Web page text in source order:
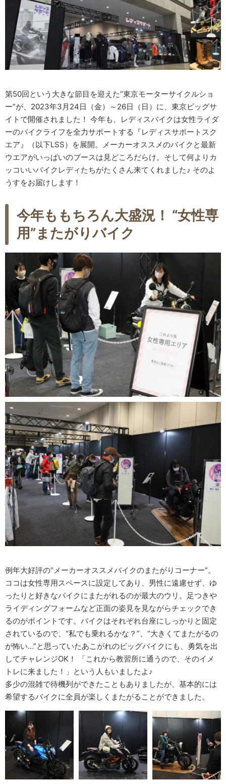
第50回という大きな節目を迎えた“東京モーターサイクルショ
ー”が、2023年3月24日（金）～26日（日）に、東京ビッグサ
イトで開催されました！ 今年も、レディスバイクは女性ライダ
ーのバイクライフを全力サポートする『レディスサポートスク
エア』（以下LSS）を展開。メーカーオススメのバイクと最新
ウエアがいっぱいのブースは見どころだらけ。そして何よりカ
ッコいいバイクレディたちがたくさん来てくれました♪ そのよ
うすをお届けします！
今年ももちろん大盛況！ “女性専
用”またがりバイク
例年大好評の“メーカーオススメバイクのまたがりコーナー”。
ココは女性専用スペースに設定してあり、男性に遠慮せず、ゆ
ったりと好きなバイクにまたがれるのが最大のウリ。足つきや
ライディングフォームなど正面の姿見を見ながらチェックでき
るのがポイントです。バイクはそれぞれ台座にしっかりと固定
されているので、“私でも乗れるかな？”、“大きくてまたがるの
が怖い…”と思っていたあこがれのビッグバイクにも、勇気を出
してチャレンジOK！ 「これから教習所に通うので、そのイメ
トレに来ました！」という人もいましたよ♪
多少の混雑で待機列ができたこともありましたが、基本的には
希望するバイクに全員が楽しくまたがることができました。